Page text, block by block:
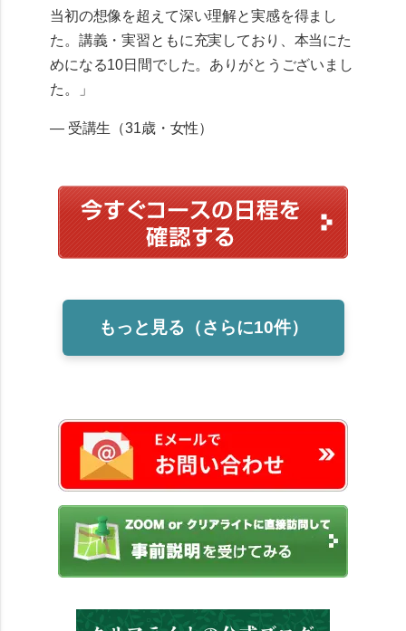
当初の想像を超えて深い理解と実感を得まし
た。講義・実習ともに充実しており、本当にた
めになる10日間でした。ありがとうございまし
た。」
— 受講生（31歳・女性）
もっと見る（さらに10件）